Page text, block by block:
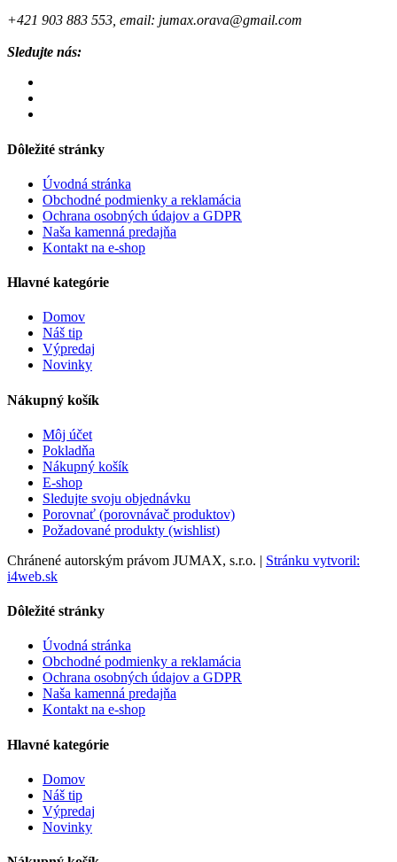
+421 903 883 553, email: jumax.orava@gmail.com
Sledujte nás:
Dôležité stránky
Úvodná stránka
Obchodné podmienky a reklamácia
Ochrana osobných údajov a GDPR
Naša kamenná predajňa
Kontakt na e-shop
Hlavné kategórie
Domov
Náš tip
Výpredaj
Novinky
Nákupný košík
Môj účet
Pokladňa
Nákupný košík
E-shop
Sledujte svoju objednávku
Porovnať (porovnávač produktov)
Požadované produkty (wishlist)
Chránené autorským právom JUMAX, s.r.o. | Stránku vytvoril:
i4web.sk
Dôležité stránky
Úvodná stránka
Obchodné podmienky a reklamácia
Ochrana osobných údajov a GDPR
Naša kamenná predajňa
Kontakt na e-shop
Hlavné kategórie
Domov
Náš tip
Výpredaj
Novinky